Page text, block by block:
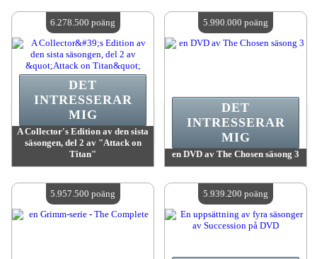
Antal tillgängliga:4
Antal tillgängliga:4
A Collector's Edition av den sista
säsongen, del 2 av "Attack on
Titan"
Antal tillgängliga:4
DET
INTRESSERAR
MIG
6.278.500 poäng
en DVD av The Chosen säsong 3
Antal tillgängliga:4
DET
INTRESSERAR
MIG
5.990.000 poäng
5.957.500 poäng 5.939.200 poäng